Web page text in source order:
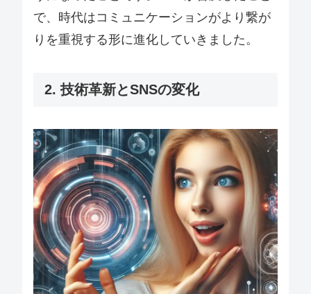
で、時代はコミュニケーションがより繋が
りを重視する形に進化していきました。
2. 技術革新とSNSの変化